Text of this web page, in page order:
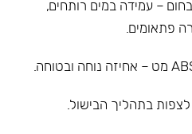
– עמידה במים רותחים,
פתאומים.
בתהליך הבישול.